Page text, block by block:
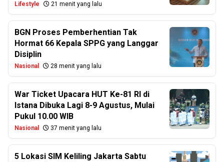
Lifestyle 21 menit yang lalu
BGN Proses Pemberhentian Tak
Hormat 66 Kepala SPPG yang Langgar
Disiplin
Nasional 28 menit yang lalu
War Ticket Upacara HUT Ke-81 RI di
Istana Dibuka Lagi 8-9 Agustus, Mulai
Pukul 10.00 WIB
Nasional 37 menit yang lalu
5 Lokasi SIM Keliling Jakarta Sabtu